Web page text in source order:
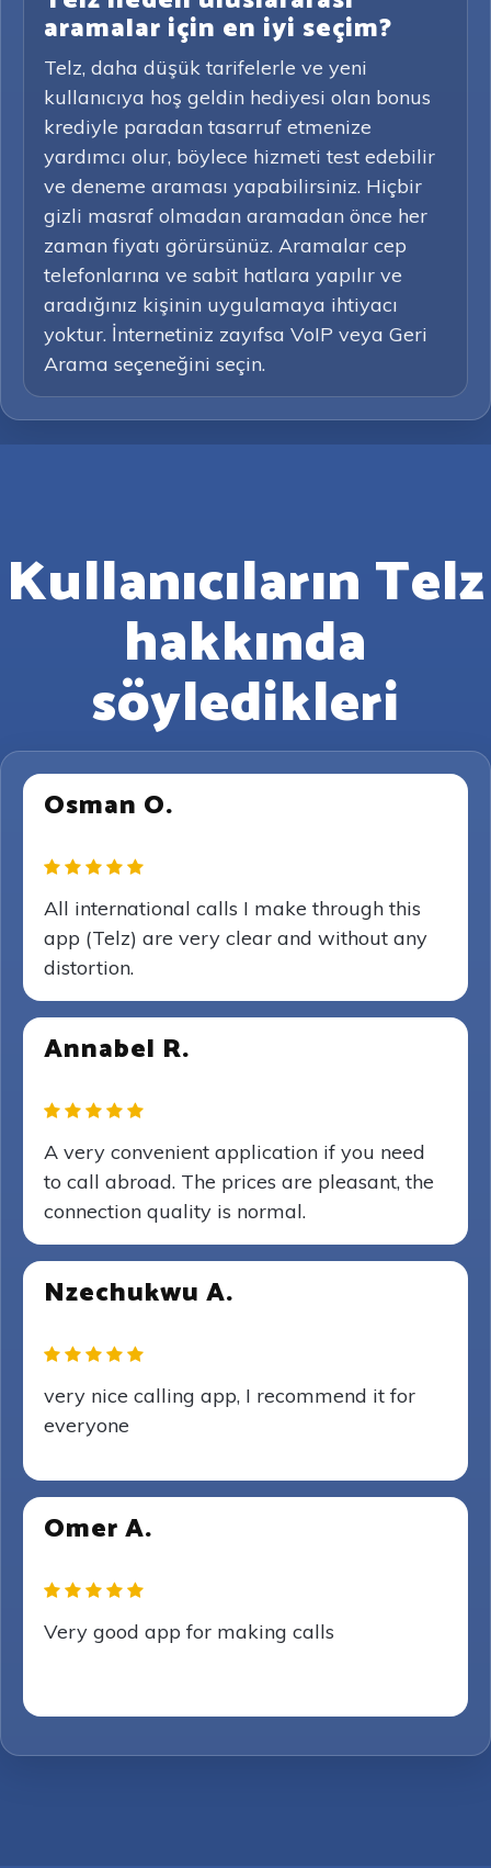
aramalar için en iyi seçim?
Telz, daha düşük tarifelerle ve yeni
kullanıcıya hoş geldin hediyesi olan bonus
krediyle paradan tasarruf etmenize
yardımcı olur, böylece hizmeti test edebilir
ve deneme araması yapabilirsiniz. Hiçbir
gizli masraf olmadan aramadan önce her
zaman fiyatı görürsünüz. Aramalar cep
telefonlarına ve sabit hatlara yapılır ve
aradığınız kişinin uygulamaya ihtiyacı
yoktur. İnternetiniz zayıfsa VoIP veya Geri
Arama seçeneğini seçin.
Kullanıcıların Telz
hakkında
söyledikleri
Osman O.
All international calls I make through this
app (Telz) are very clear and without any
distortion.
Annabel R.
A very convenient application if you need
to call abroad. The prices are pleasant, the
connection quality is normal.
Nzechukwu A.
very nice calling app, I recommend it for
everyone
Omer A.
Very good app for making calls